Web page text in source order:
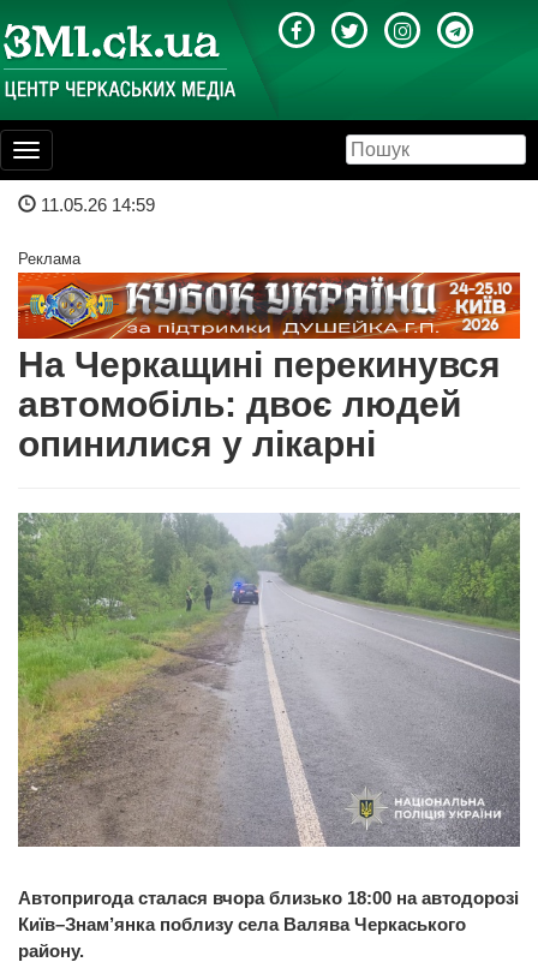
Toggle
navigation
11.05.26 14:59
Реклама
На Черкащині перекинувся
автомобіль: двоє людей
опинилися у лікарні
Автопригода сталася вчора близько 18:00 на автодорозі
Київ–Знам’янка поблизу села Валява Черкаського
району.